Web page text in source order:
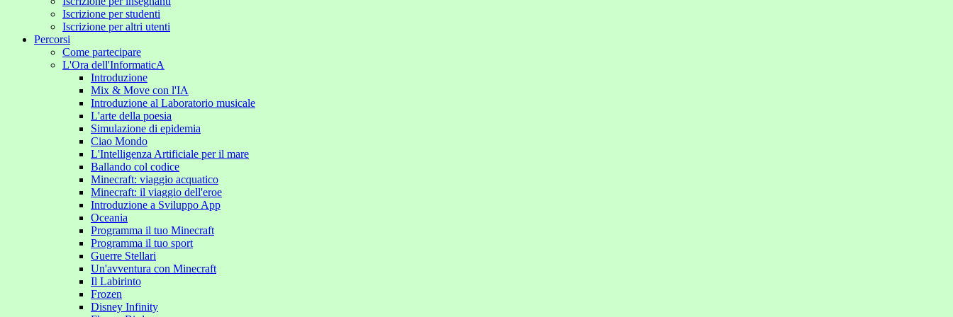
Iscrizione per studenti
Iscrizione per altri utenti
Percorsi
Come partecipare
L'Ora dell'InformaticA
Introduzione
Mix & Move con l'IA
Introduzione al Laboratorio musicale
L'arte della poesia
Simulazione di epidemia
Ciao Mondo
L'Intelligenza Artificiale per il mare
Ballando col codice
Minecraft: viaggio acquatico
Minecraft: il viaggio dell'eroe
Introduzione a Sviluppo App
Oceania
Programma il tuo Minecraft
Programma il tuo sport
Guerre Stellari
Un'avventura con Minecraft
Il Labirinto
Frozen
Disney Infinity